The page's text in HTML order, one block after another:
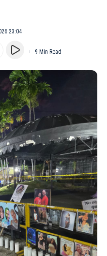
23:04
9 Min Read